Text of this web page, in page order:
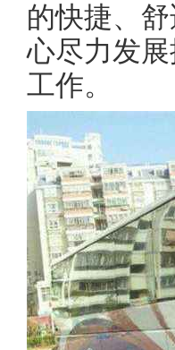
的快捷、
心尽力发
工作。